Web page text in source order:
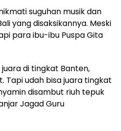
suguhan musik dan
yang disaksikannya. Meski
para ibu-ibu Puspa Gita
di tingkat Banten,
Tapi udah bisa juara tingkat
disambut riuh tepuk
Jagad Guru